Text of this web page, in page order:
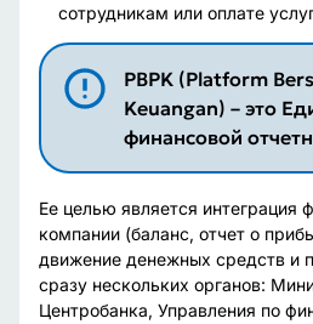
сотрудникам или оплате
PBPK (Platform
Keuangan) – это
финансовой
Ее целью является интеграция
компании (баланс, отчет о
движение денежных средств и
сразу нескольких органов:
Центробанка, Управления по